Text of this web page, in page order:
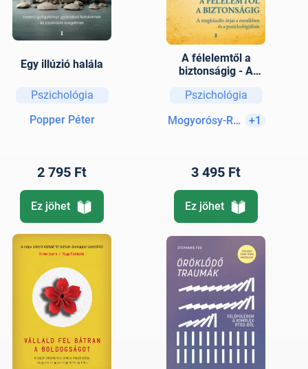
Egy illúzió halála
Pszichológia
Popper Péter
2 795 Ft
Ez jöhet
A félelemtől a
biztonságig - A
mesékben és a
Pszichológia
Mogyorósy-Révész
+1
3 495 Ft
Ez jöhet